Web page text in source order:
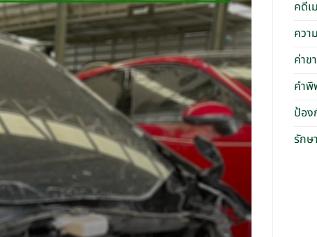
คดีเ
ควา
ค่าข
คำพิ
ป้อง
รักษ